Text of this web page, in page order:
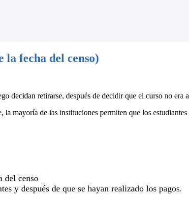
la fecha del censo)
decidan retirarse, después de decidir que el curso no
mayoría de las instituciones permiten que los
del censo
y después de que se hayan realizado los pagos.